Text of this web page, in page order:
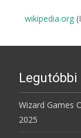
wikipedia.org
Legutóbbi
Wizard Games
2025